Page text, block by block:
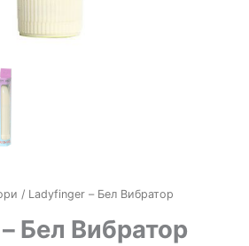
/ Ladyfinger – Бел Вибратор
Бел Вибратор